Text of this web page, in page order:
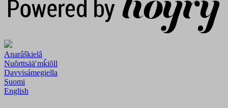
Anarâškielâ
Nuõrttsääʹmǩiõll
Davvisámegiella
Suomi
English